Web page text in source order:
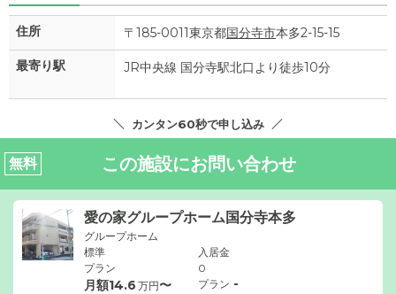
住所 〒185-0011東京都国分寺市本多2-15-15
最寄り駅 JR中央線 国分寺駅北口より徒歩10分
カンタン60秒で申し込み
無料 この施設にお問い合わせ
愛の家グループホーム国分寺本多
グループホーム
標準
プラン
月額14.6 万円〜
入居金
0
プラン -